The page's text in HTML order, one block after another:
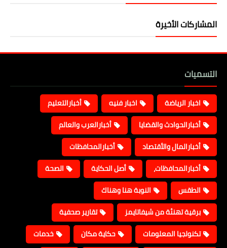
المشاركات الأخيرة
التسميات
اخبار الرياضة اخبار فنيه
أخبارالتعليم
أخبارالحوادث والقضايا
أخبارالعرب والعالم
أخبارالمال والأقتصاد
أخبارالمحافظات
أخبارالمحافظات،
أصل الحكاية
الصحة
الطقس
النوبة هنا وهناك
برقية تهنئة من شيفاتايمز
تقارير صحفية
تكنولجيا المعلومات
حكاية مكان
خدمات